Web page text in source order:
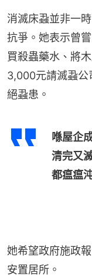
消滅床蝨並非一
抗爭。她表示曾
買殺蟲藥水、將
3,000元請滅蝨公
絕蝨患。
喺屋企
清完又
都瘟瘟
她希望政府施政
安置居所。